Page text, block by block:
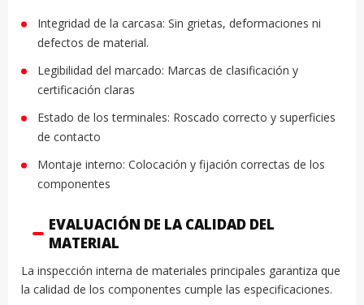
Integridad de la carcasa: Sin grietas, deformaciones ni
defectos de material.
Legibilidad del marcado: Marcas de clasificación y
certificación claras
Estado de los terminales: Roscado correcto y superficies
de contacto
Montaje interno: Colocación y fijación correctas de los
componentes
EVALUACIÓN DE LA CALIDAD DEL
MATERIAL
La inspección interna de materiales principales garantiza que
la calidad de los componentes cumple las especificaciones.